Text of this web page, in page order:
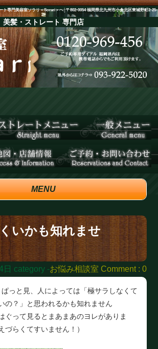
ト専門美容室ソラリ＜Sorari＞へ│〒802-0054 福岡県北九州市小倉北区東城野町2-25-
2F
美髪・ストレート 専門店
MENU
いかも知れませ
日 category -お悩み相談室 Comment : 0
っと見、人によっては「極サラしなくて
の？」と思われるかも知れません
ぐって見るとまあまあのヨレがありま
づらくてすいません！）